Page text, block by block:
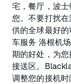
宅，餐厅，波
您。不要打扰
供的全球最好
车服务 洛根机
期的好处，为
接送区。
调整您的接机